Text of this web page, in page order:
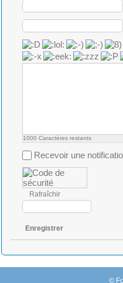
1000 Caractères restants
Recevoir une
Rafraîchir
Enregistrer
©